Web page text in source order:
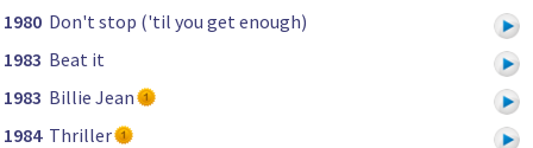
1980 Don't stop ('til you get enough)
1983 Beat it
1983 Billie Jean
1984 Thriller